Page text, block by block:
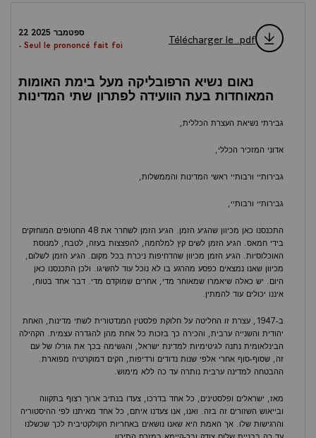
22 ספטמבר 2025
- Seul le prononcé fait foi
Télécharger le .pdf
נאום נשיא הרפובליקה מעל בימת האומות
המאוחדות בעת הוועידה לפתרון שתי המדינות
גבירתי נשיאת העצרת הכללית,
אדוני המזכיר הכללי,
גבירותיי ורבותיי ראשי המדינות והממשלות,
גבירותיי ורבותיי,
התכנסנו כאן מכיוון שהגיע הזמן. הגיע הזמן לשחרר את 48 החטופים המוחזקים
בידי חמאס. הגיע הזמן לשים קץ למלחמה, להפצצות בעזה, לטבח, למנוסת
האוכלוסיות. הגיע הזמן מכיוון שהדחיפות ניכרת בכל מקום. הגיע הזמן לשלום,
מכיוון שאנו נמצאים כפסע מהרגע בו לא נוכל עוד להשיגו. ולכן התכנסנו כאן
היום. יש כאלה שיאמרו שמאוחר מדי, אחרים שמוקדם מדי. דבר אחד בטוח,
איננו יכולים עוד להמתין.
ב-1947, עצרת זו החליטה על חלוקת פלסטין המנדטורית לשתי מדינות, האחת
יהודית והשנייה ערבית, והכירה כך בזכות כל אחת מהן להגדרה עצמית. הקהילה
הבינלאומית נתנה לגיטימיות למדינת ישראל, והגשימה בכך את גורלו של עם
זה, שסוף-סוף אחרי אלפי שנות נדודים ורדיפות, הקים דמוקרטיה מפוארת.
ההבטחה למדינה ערבית נותרה עד כה ללא מימוש.
מאז, ישראלים ופלסטינים, כל אחד בדרכו, צעדו בנתיב ארוך רצוף בתקווה
ובייאוש השזורים זה בזה. ואנו, אנו צעדנו איתם, כל אחד מאיתנו לפי ההיסטוריה
והרגישות שלו. אך האמת היא שאנו נושאים באחריות הקולקטיבית לכך שכשלנו
עד כה בבניית שלום צודק ובר-קיימא במזרח התיכון.